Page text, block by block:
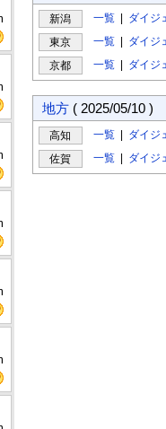
新潟 一覧| ダイジ
東京 一覧| ダイジ
京都 一覧| ダイジ
地方 ( 2025/05/10 )
高知 一覧| ダイジ
佐賀 一覧| ダイジ